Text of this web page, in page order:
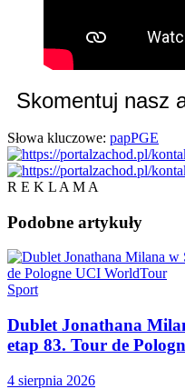
Skomentuj nasz
Słowa kluczowe: papPGE
R E K L A M A
Podobne artykuły
Sport
Dublet Jonathana
etap 83. Tour de
4 sierpnia 2026